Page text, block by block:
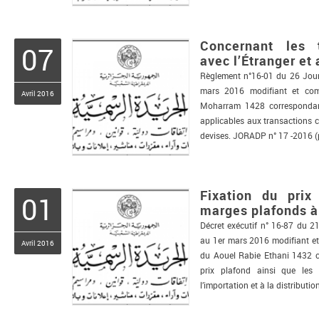
07
Avril 2016
Concernant les
avec l’Étranger
Règlement n°16-01 du 26
mars 2016 modifiant et
Moharram 1428
applicables aux transactions
devises. JORADP n° 17 -2016
01
Avril 2016
Fixation du
marges plafonds
Décret exécutif n° 16-87 du
au 1er mars 2016 modifiant
du Aouel Rabie Ethani 1432
prix plafond ainsi que les
l’importation et à la